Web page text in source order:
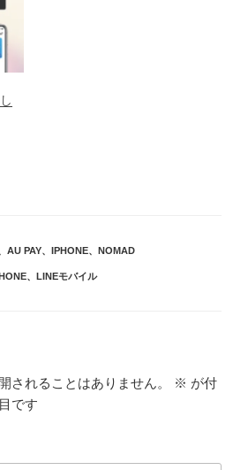
AU PAY、 IPHONE、 NOMAD
、 LINEモバイル
されることはありません。 ※ が付
です